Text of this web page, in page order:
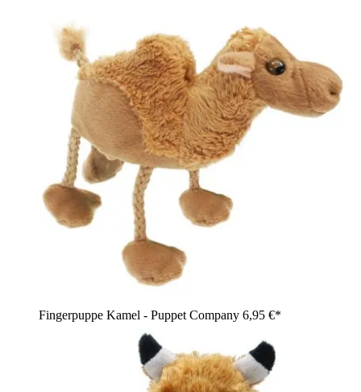
Fingerpuppe Kamel - Puppet Company 6,95 €*